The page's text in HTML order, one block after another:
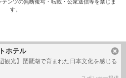
ホテル
辺観光】琵琶湖で育まれた日本文化を感じる
ンツの無断複写・転載・公衆送信等を禁じま
す。